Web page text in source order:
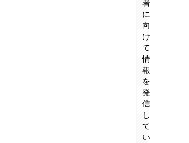
者
に
向
け
て
情
報
を
発
信
し
て
い